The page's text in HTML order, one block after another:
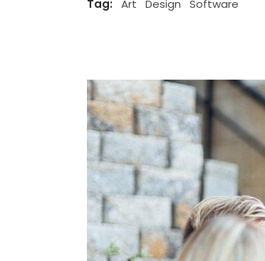
Tag: Art Design Software